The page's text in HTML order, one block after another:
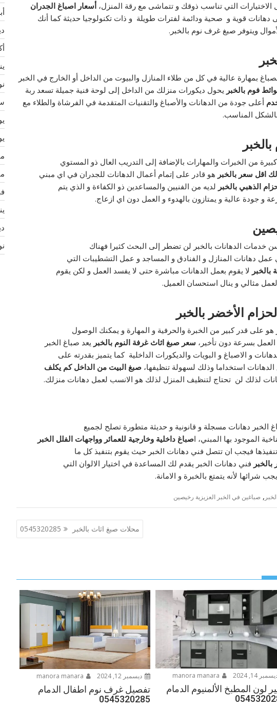
التي تناسب ذوقك و تتماشى مع رقة المنزل، أسعار اصباغ الجدران
قوية و صحية ودائمة لفترات طويلة و ذات تكنولوجيا حديثة كما أنك
ويتوفر صبغ غرف نوم بالخبر.
بمهارة عالية في كل من طلاء المنازل والبيوت من الداخل أو الخارج في الخبر
فوم بالخبر يحول ديكورات منزلك من الداخل إلى لوحة فنية جميلة تسعد ربة
أعلى جودة من الدهانات والأصباغ والتقنيات المتقدمة في الفرشاة والطلاء مع
بالشكل المناسب.
من الخبرات والمهارات بالإضافة إلى التدريب العال ذو المستوي
اقل سعر بالخبر هو قادر على إتمام أعمال الدهانات للجدران في اي مبني
الذهبي بالخبر لديه من الفنيين والمساعدين ذو الكفاءة و الذي يتم
و جودة عالية و يمتازون بالهدوء و العمل دون اي ازعاج.
خدمات الدهانات بالخبر لن تضطر إلى البحث كثيرا فهناك
دهانات المنازل و الفنادق و المساجد و عمل التشطيبات التي
بالخبر لا يقوم بعمل الدهانات مباشرة حتى لا يفسد العمل و لكن يقوم
مثالي و ينال استحسان العميل.
الأخضر بالخبر
هو على قدر كبير من الخبرة والحرفية و المهارة و يمكنك الوصول
بسرعة دون تأخير، سعر صبغ اثاث غرفة النوم بالخبر يعد صباغ الخبر
و الاصباغ و البويات والديكورات الداخلية كما يتميز بقدرته على
استخداما وذلك لسهولة تنظيفها، صبغ البيت من الداخل كم يكلف
لذلك لن تحتاج لتنظيف المنزل لذلك هو الانسب لعمل دهانات منزلك.
الخبر دهانات مسجلة و قانونية و حديثة متطورة تصلح لجميع
الموجود بها المبني، اصباغ داخلية وخارجية للعمائر وواجهات الفلل الخبر
فيجب ان تتصل فني دهانات الخبر حيث يقوم بتنفيذ كل ما
فني دهانات الخبر يقدم لك المساعدة في اختيار الالوان التي
شرائها لأنه يتمتع بالخبرة و الامانة.
, صباغين في الخبر العزيزية رخيصين
محلات صبغ اثاث بالخبر 0545320285
14, 2024
لون المطبخ الألمنيوم الدمام
ديسمبر 12, 2024
تفصيل غرف نوم اطفال الدمام
0545320285